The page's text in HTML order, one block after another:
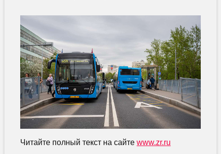
Читайте полный текст на сайте www.zr.ru